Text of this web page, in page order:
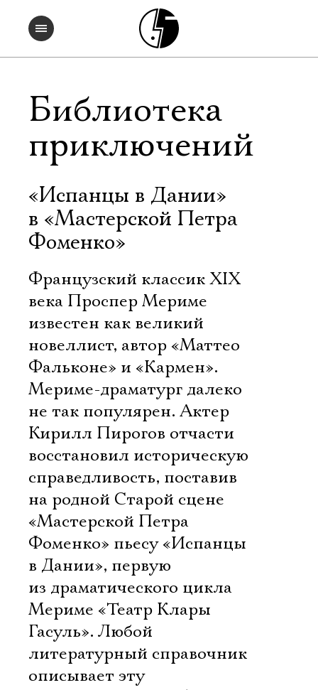
Библиотека
приключений
«Испанцы в Дании»
в «Мастерской Петра
Фоменко»
Французский классик XIX
века Проспер Мериме
известен как великий
новеллист, автор «Маттео
Фальконе» и «Кармен».
Мериме-драматург далеко
не так популярен. Актер
Кирилл Пирогов отчасти
восстановил историческую
справедливость, поставив
на родной Старой сцене
«Мастерской Петра
Фоменко» пьесу «Испанцы
в Дании», первую
из драматического цикла
Мериме «Театр Клары
Гасуль». Любой
литературный справочник
описывает эту